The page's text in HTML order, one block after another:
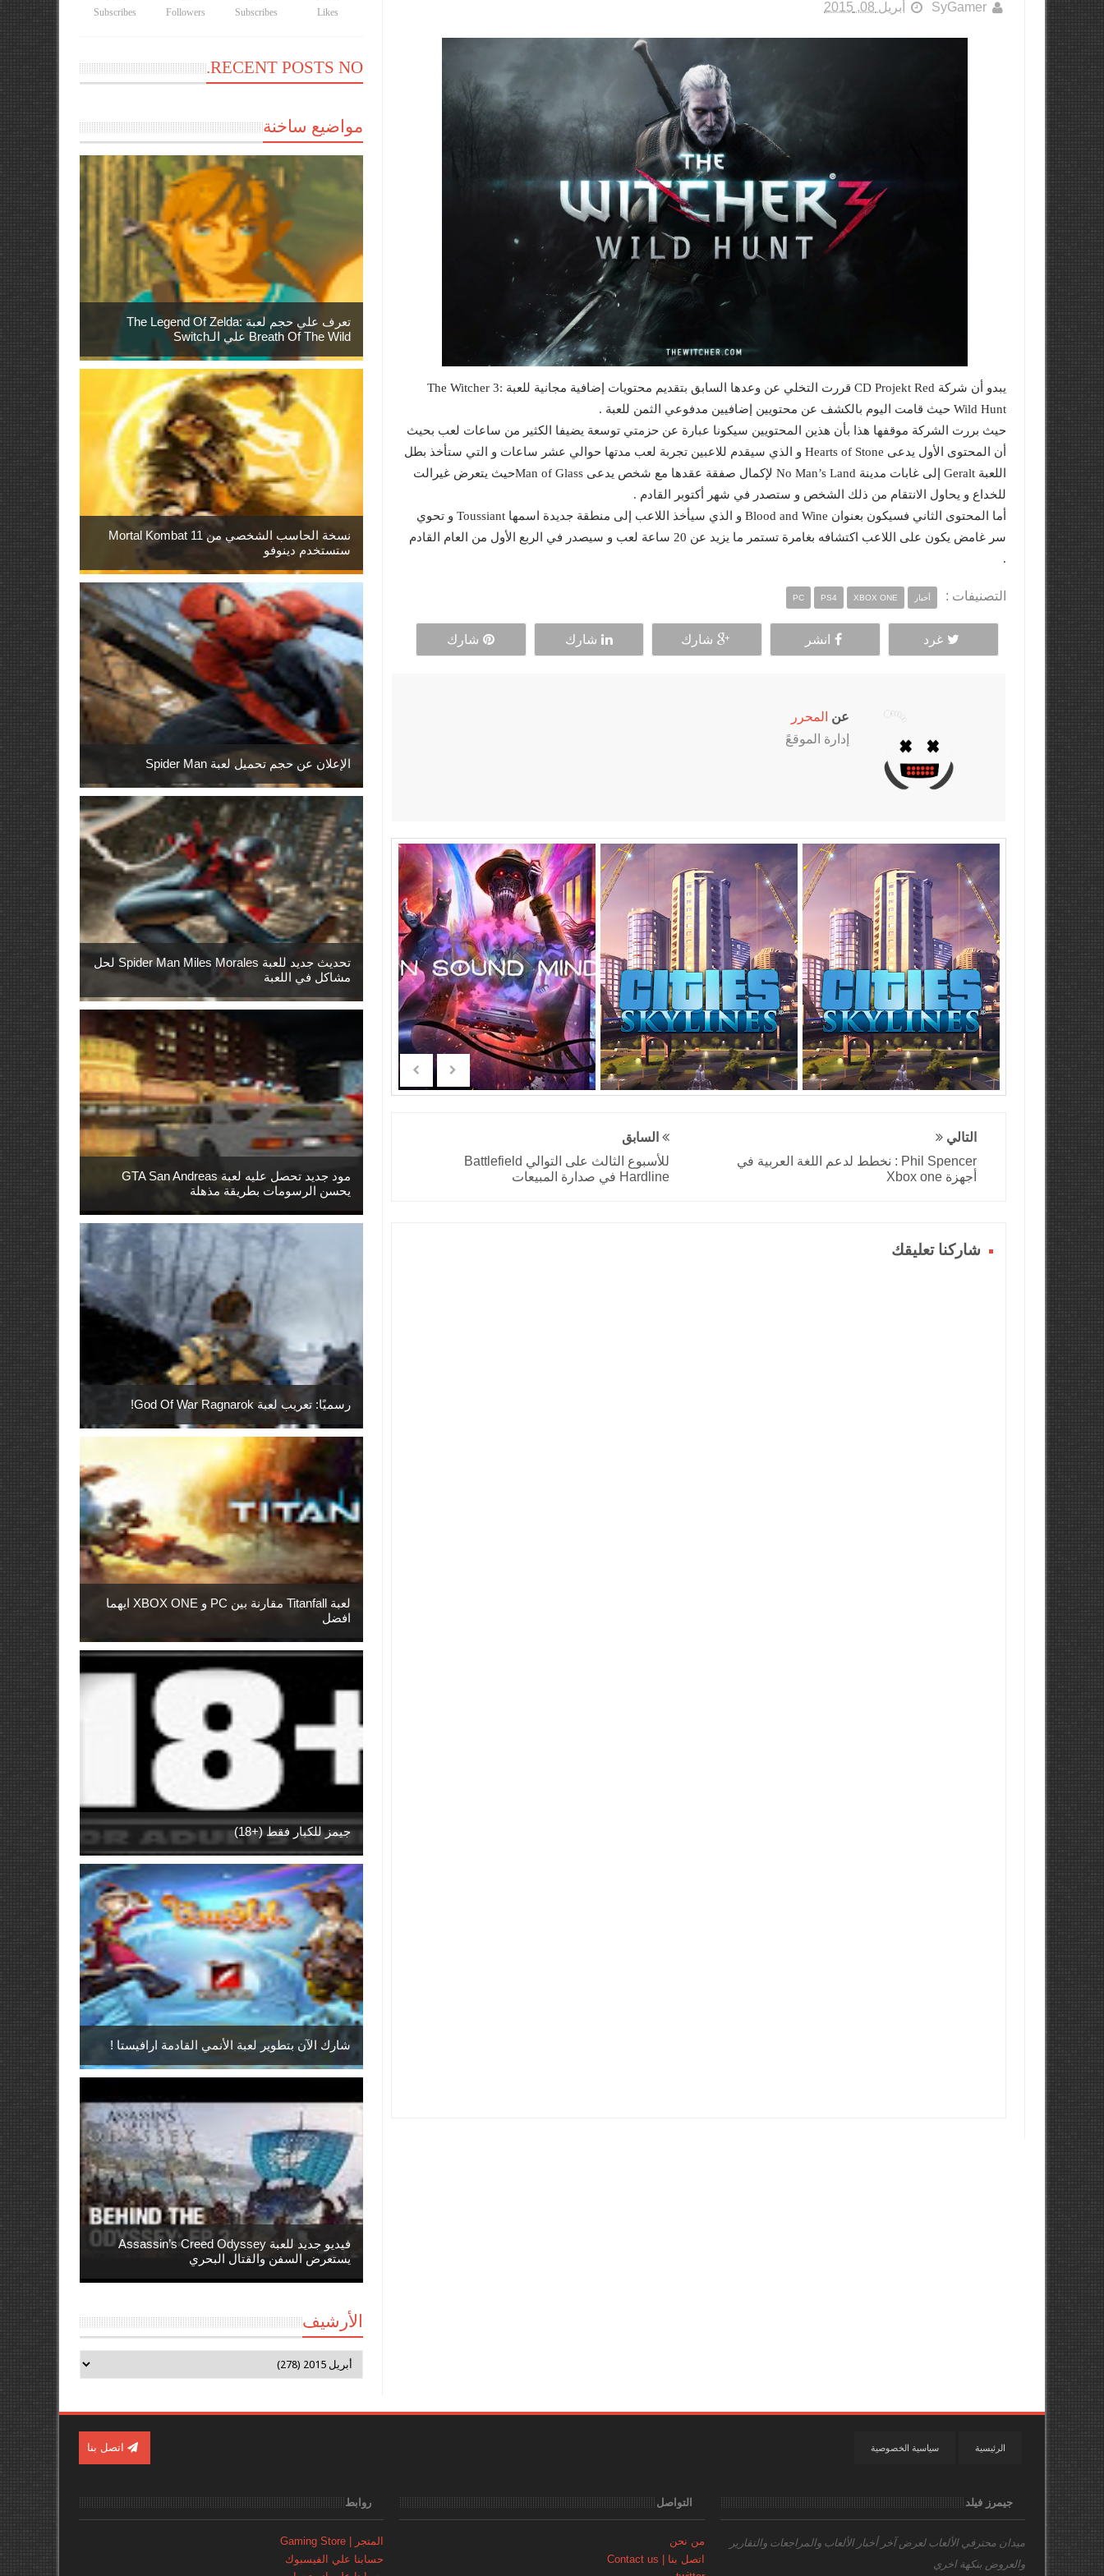
SyGamer أبريل 08, 2015
يبدو أن شركة CD Projekt Red قررت التخلي عن وعدها السابق بتقديم محتويات إضافية مجانية للعبة The Witcher 3:
Wild Hunt حيث قامت اليوم بالكشف عن محتويين إضافيين مدفوعي الثمن للعبة .
حيث بررت الشركة موقفها هذا بأن هذين المحتويين سيكونا عبارة عن حزمتي توسعة يضيفا الكثير من ساعات لعب بحيث
أن المحتوى الأول يدعى Hearts of Stone و الذي سيقدم للاعبين تجربة لعب مدتها حوالي عشر ساعات و التي ستأخذ بطل
اللعبة Geralt إلى غابات مدينة No Man’s Land لإكمال صفقة عقدها مع شخص يدعى Man of Glassحيث يتعرض غيرالت
للخداع و يحاول الانتقام من ذلك الشخص و ستصدر في شهر أكتوبر القادم .
أما المحتوى الثاني فسيكون بعنوان Blood and Wine و الذي سيأخذ اللاعب إلى منطقة جديدة اسمها Toussiant و تحوي
سر غامض يكون على اللاعب اكتشافه بغامرة تستمر ما يزيد عن 20 ساعة لعب و سيصدر في الربع الأول من العام القادم
.
التصنيفات : أخبار PC PS4 XBOX ONE
غرد انشر شارك شارك شارك
عن المحرر
إدارة الموقعً
التالي
Phil Spencer : نخطط لدعم اللغة العربية في
أجهزة Xbox one
السابق
للأسبوع الثالث على التوالي Battlefield
Hardline في صدارة المبيعات
شاركنا تعليقك
Likes
Subscribes
Followers
Subscribes
RECENT POSTS NO.
مواضيع ساخنة
تعرف علي حجم لعبة The Legend Of Zelda:
Breath Of The Wild علي الـSwitch
نسخة الحاسب الشخصي من Mortal Kombat 11
ستستخدم دينوفو
الإعلان عن حجم تحميل لعبة Spider Man
تحديث جديد للعبة Spider Man Miles Morales لحل
مشاكل في اللعبة
مود جديد تحصل عليه لعبة GTA San Andreas
يحسن الرسومات بطريقة مذهلة
رسميًا: تعريب لعبة God Of War Ragnarok!
لعبة Titanfall مقارنة بين PC و XBOX ONE ايهما
افضل
جيمز للكبار فقط (+18)
شارك الآن بتطوير لعبة الأنمي القادمة ارافيستا !
فيديو جديد للعبة Assassin’s Creed Odyssey
يستعرض السفن والقتال البحري
الأرشيف
سياسية الخصوصية الرئيسية اتصل بنا
جيمرز فيلد
ميدان محترفي الألعابلعرض آخر أخبار الألعاب والمراجعات والتقارير
والعروض بنكهة اخري
التواصل
من نحن
اتصل بنا | Contact us
روابط
المتجر | Gaming Store
حسابنا علي الفيسبوك